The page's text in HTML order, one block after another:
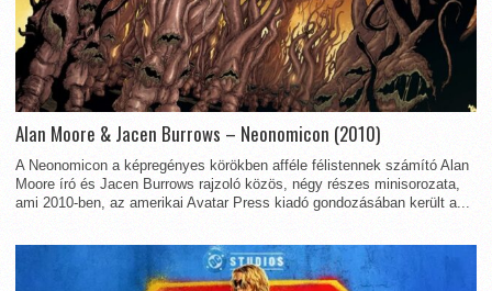
Alan Moore & Jacen Burrows – Neonomicon (2010)
A Neonomicon a képregényes körökben afféle félistennek számító Alan
Moore író és Jacen Burrows rajzoló közös, négy részes minisorozata,
ami 2010-ben, az amerikai Avatar Press kiadó gondozásában került a...